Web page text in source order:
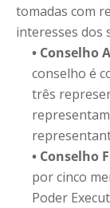
tomadas com
interesses dos
• Conselho
conselho é
três
• Conselho
por cinco
Poder